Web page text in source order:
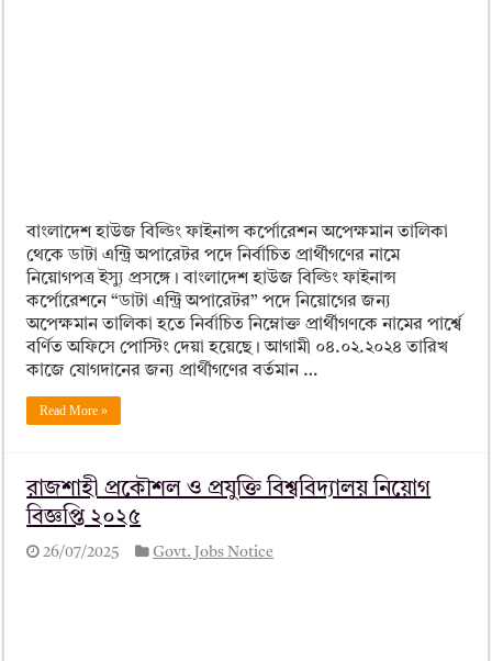
বাংলাদেশ হাউজ বিল্ডিং ফাইনান্স কর্পোরেশন অপেক্ষমান তালিকা
থেকে ডাটা এন্ট্রি অপারেটর পদে নির্বাচিত প্রার্থীগণের নামে
নিয়োগপত্র ইস্যু প্রসঙ্গে। বাংলাদেশ হাউজ বিল্ডিং ফাইনান্স
কর্পোরেশনে “ডাটা এন্ট্রি অপারেটর” পদে নিয়োগের জন্য
অপেক্ষমান তালিকা হতে নির্বাচিত নিম্নোক্ত প্রার্থীগণকে নামের পার্শ্বে
বর্ণিত অফিসে পোস্টিং দেয়া হয়েছে। আগামী ০৪.০২.২০২৪ তারিখ
কাজে যোগদানের জন্য প্রার্থীগণের বর্তমান …
Read More »
রাজশাহী প্রকৌশল ও প্রযুক্তি বিশ্ববিদ্যালয় নিয়োগ
বিজ্ঞপ্তি ২০২৫
26/07/2025 Govt. Jobs Notice